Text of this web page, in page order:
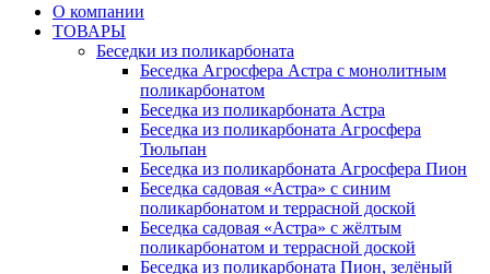
О компании
ТОВАРЫ
Беседки из поликарбоната
Беседка Агросфера Астра с монолитным
поликарбонатом
Беседка из поликарбоната Астра
Беседка из поликарбоната Агросфера
Тюльпан
Беседка из поликарбоната Агросфера Пион
Беседка садовая «Астра» с синим
поликарбонатом и террасной доской
Беседка садовая «Астра» с жёлтым
поликарбонатом и террасной доской
Беседка из поликарбоната Пион, зелёный